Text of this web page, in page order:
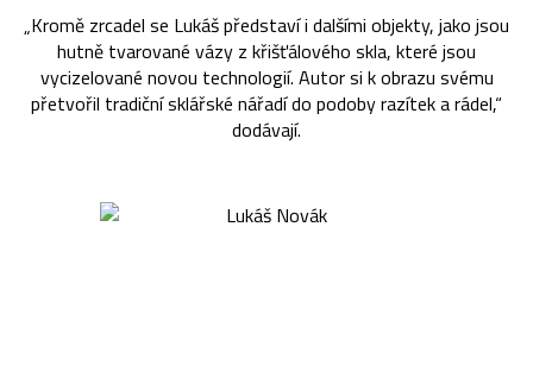
„Kromě zrcadel se Lukáš představí i dalšími objekty, jako jsou
hutně tvarované vázy z křišťálového skla, které jsou
vycizelované novou technologií. Autor si k obrazu svému
přetvořil tradiční sklářské nářadí do podoby razítek a rádel,“
dodávají.